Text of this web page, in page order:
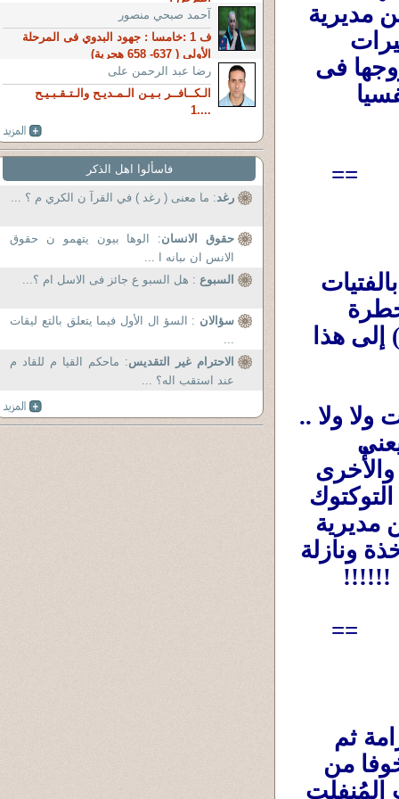
==
!!!!!!
==
آحمد صبحي منصور
ف 1 :خامسا : جهود البدوي فى المرحلة
الأولى ( 637- 658 هجرية)
رضا عبد الرحمن على
الـكــافــر بـيـن الـمـديـح والـتـقـبـيـح
....1
فاسألوا اهل الذكر
رغد: ما معنى ( رغد ) في القرآ ن الكري م ؟ ...
حقوق الانسان: الوها بيون يتهمو ن حقوق
الانس ان ىبانه ا ...
السبوع : هل السبو ع جائز فى الاسل ام ؟...
سؤالان : السؤ ال الأول فيما يتعلق بالتع ليقات
...
الاحترام غير التقديس: ماحكم القيا م للقاد م
عند استقب اله؟ ...